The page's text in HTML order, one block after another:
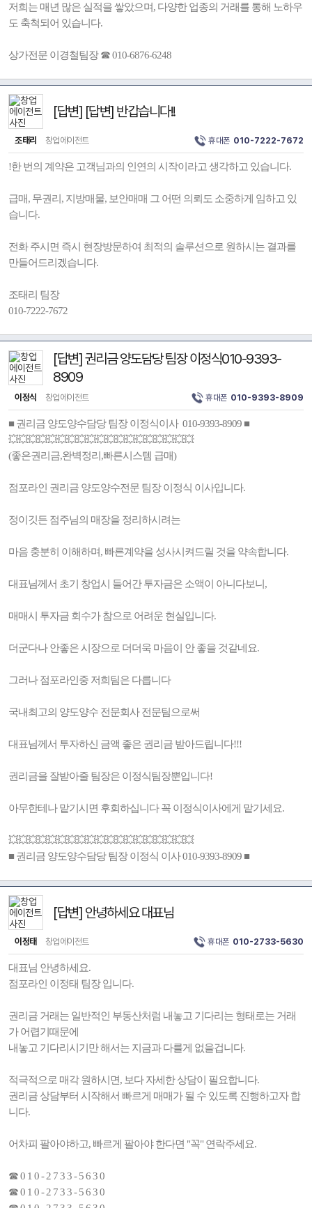
저희는 매년 많은 실적을 쌓았으며, 다양한 업종의 거래를 통해 노하우
도 축척되어 있습니다.
상가전문 이경철팀장 ☎ 010-6876-6248
[답변] [답변] 반갑습니다!!
조태리 창업에이전트 휴대폰 010-7222-7672
!한 번의 계약은 고객님과의 인연의 시작이라고 생각하고 있습니다.
급매, 무권리, 지방매물, 보안매매 그 어떤 의뢰도 소중하게 임하고 있
습니다.
전화 주시면 즉시 현장방문하여 최적의 솔루션으로 원하시는 결과를
만들어드리겠습니다.
조태리 팀장
010-7222-7672
[답변] 권리금 양도담당 팀장 이정식010-9393-
8909
이정식 창업에이전트 휴대폰 010-9393-8909
■ 권리금 양도양수담당 팀장 이정식이사 010-9393-8909 ■
💥💥💥💥💥💥💥💥💥💥💥💥💥💥💥💥💥💥💥
(좋은권리금,완벽정리,빠른시스템 급매)
점포라인 권리금 양도양수전문 팀장 이정식 이사입니다.
정이깃든 점주님의 매장을 정리하시려는
마음 충분히 이해하며, 빠른계약을 성사시켜드릴 것을 약속합니다.
대표님께서 초기 창업시 들어간 투자금은 소액이 아니다보니,
매매시 투자금 회수가 참으로 어려운 현실입니다.
더군다나 안좋은 시장으로 더더욱 마음이 안 좋을 것같네요.
그러나 점포라인중 저희팀은 다릅니다
국내최고의 양도양수 전문회사 전문팀으로써
대표님께서 투자하신 금액 좋은 권리금 받아드립니다!!!
권리금을 잘받아줄 팀장은 이정식팀장뿐입니다!
아무한테나 맡기시면 후회하십니다 꼭 이정식이사에게 맡기세요.
💥💥💥💥💥💥💥💥💥💥💥💥💥💥💥💥💥💥💥
■ 권리금 양도양수담당 팀장 이정식 이사 010-9393-8909 ■
[답변] 안녕하세요 대표님
이정태 창업에이전트 휴대폰 010-2733-5630
대표님 안녕하세요.
점포라인 이정태 팀장 입니다.
권리금 거래는 일반적인 부동산처럼 내놓고 기다리는 형태로는 거래
가 어렵기때문에
내놓고 기다리시기만 해서는 지금과 다를게 없을겁니다.
적극적으로 매각 원하시면, 보다 자세한 상담이 필요합니다.
권리금 상담부터 시작해서 빠르게 매매가 될 수 있도록 진행하고자 합
니다.
어차피 팔아야하고, 빠르게 팔아야 한다면 "꼭" 연락주세요.
☎ 0 1 0 - 2 7 3 3 - 5 6 3 0
☎ 0 1 0 - 2 7 3 3 - 5 6 3 0